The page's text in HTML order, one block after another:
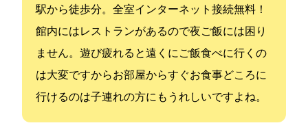
駅から徒歩1分。全室インターネット接続無料！
館内にはレストランがあるので夜ご飯には困り
ません。遊び疲れると遠くにご飯食べに行くの
は大変ですからお部屋からすぐお食事どころに
行けるのは子連れの方にもうれしいですよね。